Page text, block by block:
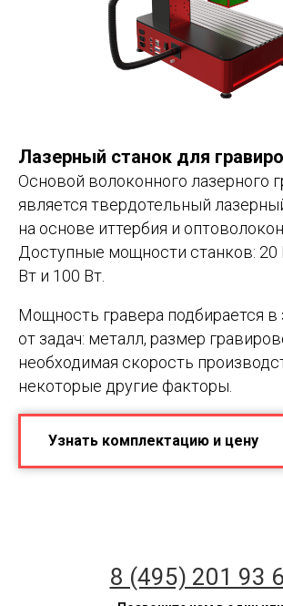
Лазерный станок для
Основой волоконного лазерного
является твердотельный
на основе иттербия и
Доступные мощности станков: 20
Вт и 100 Вт.
Мощность гравера подбирается в
от задач: металл, размер
необходимая скорость
некоторые другие факторы.
Узнать комплектацию и цену
8 (495) 201 93